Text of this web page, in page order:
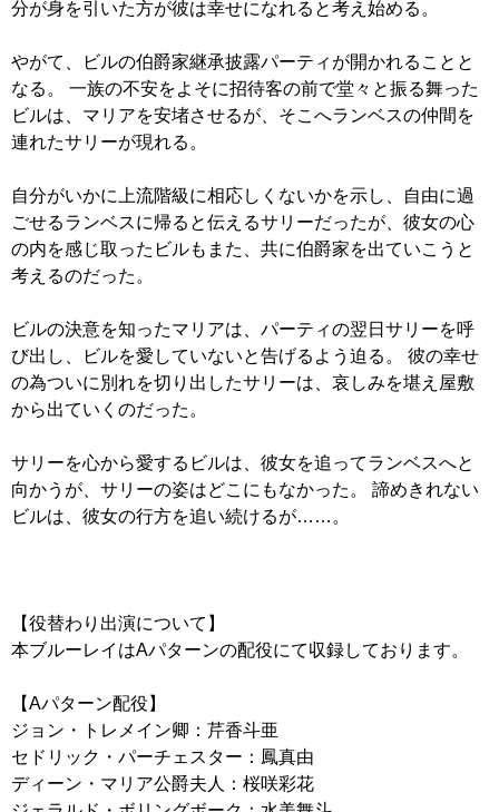
分が身を引いた方が彼は幸せになれると考え始める。
やがて、ビルの伯爵家継承披露パーティが開かれることと
なる。 一族の不安をよそに招待客の前で堂々と振る舞った
ビルは、マリアを安堵させるが、そこへランベスの仲間を
連れたサリーが現れる。
自分がいかに上流階級に相応しくないかを示し、自由に過
ごせるランベスに帰ると伝えるサリーだったが、彼女の心
の内を感じ取ったビルもまた、共に伯爵家を出ていこうと
考えるのだった。
ビルの決意を知ったマリアは、パーティの翌日サリーを呼
び出し、ビルを愛していないと告げるよう迫る。 彼の幸せ
の為ついに別れを切り出したサリーは、哀しみを堪え屋敷
から出ていくのだった。
サリーを心から愛するビルは、彼女を追ってランベスへと
向かうが、サリーの姿はどこにもなかった。 諦めきれない
ビルは、彼女の行方を追い続けるが……。
【役替わり出演について】
本ブルーレイはAパターンの配役にて収録しております。
【Aパターン配役】
ジョン・トレメイン卿：芹香斗亜
セドリック・パーチェスター：鳳真由
ディーン・マリア公爵夫人：桜咲彩花